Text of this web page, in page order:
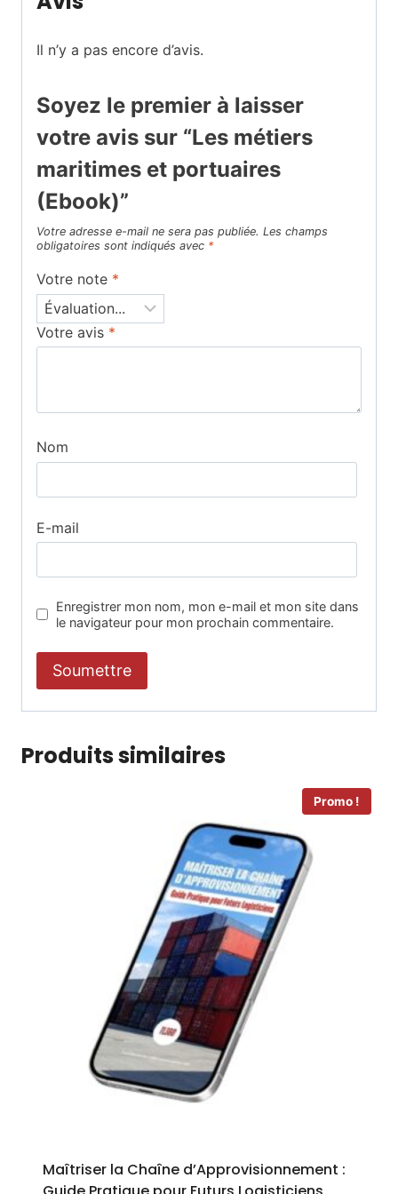
Il n’y a pas encore d’avis.
Soyez le premier à laisser
votre avis sur “Les métiers
maritimes et portuaires
(Ebook)”
Votre adresse e-mail ne sera pas publiée. Les champs
obligatoires sont indiqués avec *
Votre note *
Votre avis *
Nom
E-mail
Enregistrer mon nom, mon e-mail et mon site dans
le navigateur pour mon prochain commentaire.
Produits similaires
Promo !
Maîtriser la Chaîne d’Approvisionnement :